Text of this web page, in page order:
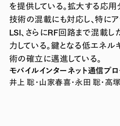
を提供している。拡大する応
技術の混載にも対応し、特に
LSI、さらにRF回路まで混載
力している。鍵となる低エネ
術の確立に邁進している。
モバイルインターネット通信プ
井上 聡・山家春喜・永田 聡・高